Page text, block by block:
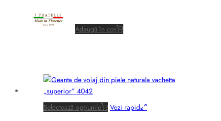
Adaugă în coș
Selectează opțiunile
Acest
Vezi rapid